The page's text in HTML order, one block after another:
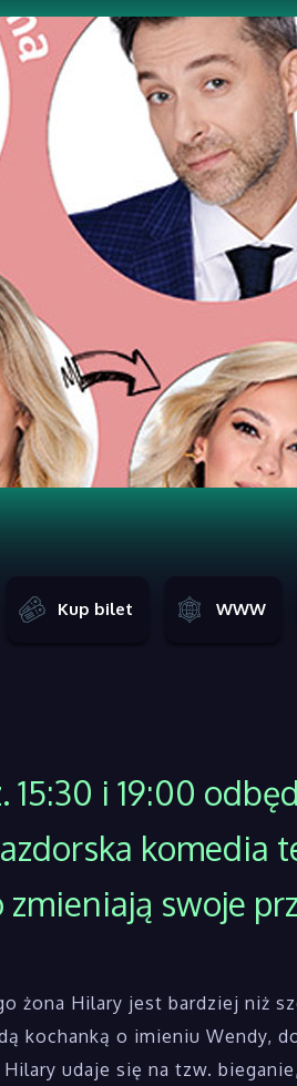
Kup bilet WWW
i 19:00
komedia
swoje
żona Hilary jest bardziej niż
kochanką o imieniu Wendy,
udaje się na tzw.